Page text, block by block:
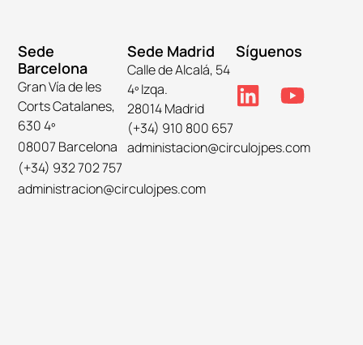
Sede
Barcelona
Gran Vía de les
Corts Catalanes,
630 4º
08007 Barcelona
(+34) 932 702 757
administracion@circulojpes.com
Sede Madrid
Calle de Alcalá, 54
4º Izqa.
28014 Madrid
(+34) 910 800 657
administacion@circulojpes.com
Síguenos